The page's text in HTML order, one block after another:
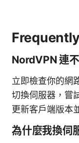
NordVPN 連
立即檢查你的網
切換伺服器，嘗
更新客戶端版本
為什麼我換伺